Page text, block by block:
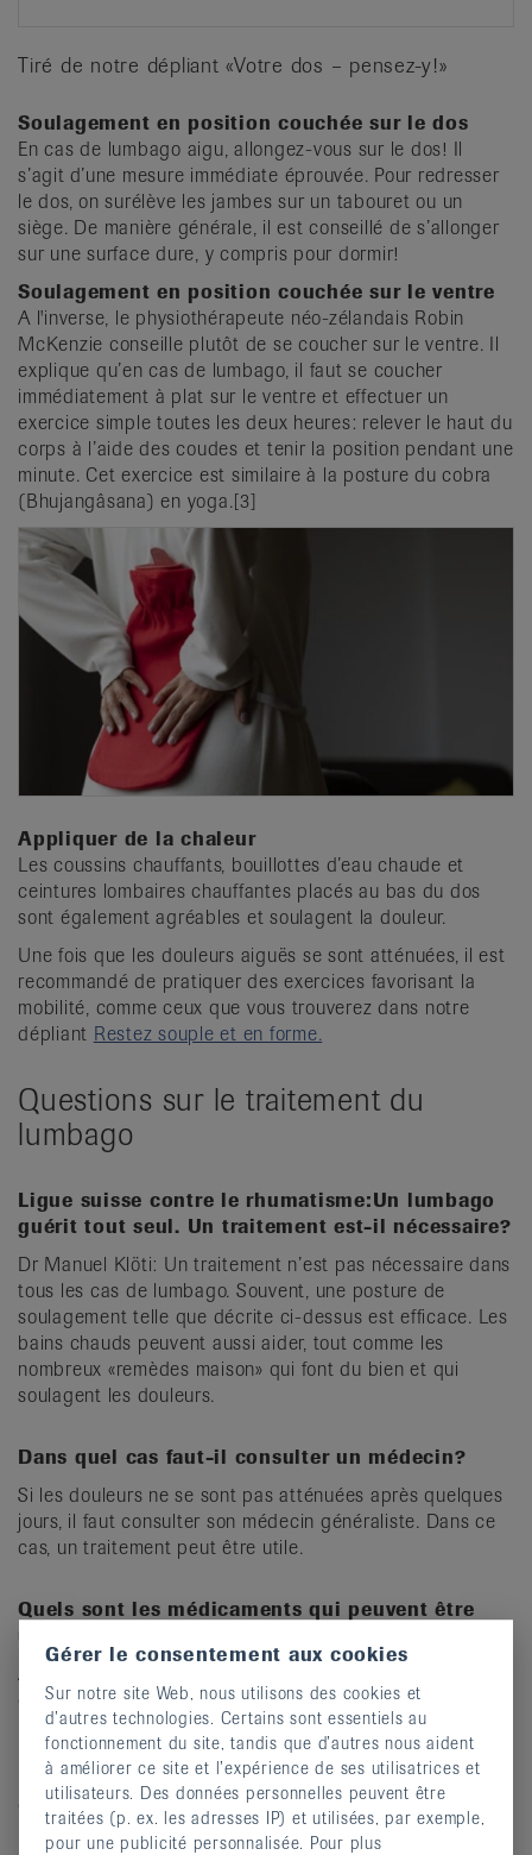
Tiré de notre dépliant «Votre dos – pensez-y!»
Soulagement en position couchée sur le dos
En cas de lumbago aigu, allongez-vous sur le dos! Il
s’agit d’une mesure immédiate éprouvée. Pour redresser
le dos, on surélève les jambes sur un tabouret ou un
siège. De manière générale, il est conseillé de s’allonger
sur une surface dure, y compris pour dormir!
Soulagement en position couchée sur le ventre
A l'inverse, le physiothérapeute néo-zélandais Robin
McKenzie conseille plutôt de se coucher sur le ventre. Il
explique qu’en cas de lumbago, il faut se coucher
immédiatement à plat sur le ventre et effectuer un
exercice simple toutes les deux heures: relever le haut du
corps à l’aide des coudes et tenir la position pendant une
minute. Cet exercice est similaire à la posture du cobra
(Bhujangâsana) en yoga.[3]
Appliquer de la chaleur
Les coussins chauffants, bouillottes d’eau chaude et
ceintures lombaires chauffantes placés au bas du dos
sont également agréables et soulagent la douleur.
Une fois que les douleurs aiguës se sont atténuées, il est
recommandé de pratiquer des exercices favorisant la
mobilité, comme ceux que vous trouverez dans notre
dépliant Restez souple et en forme.
Questions sur le traitement du
lumbago
Ligue suisse contre le rhumatisme:Un lumbago
guérit tout seul. Un traitement est-il nécessaire?
Dr Manuel Klöti: Un traitement n’est pas nécessaire dans
tous les cas de lumbago. Souvent, une posture de
soulagement telle que décrite ci-dessus est efficace. Les
bains chauds peuvent aussi aider, tout comme les
nombreux «remèdes maison» qui font du bien et qui
soulagent les douleurs.
Dans quel cas faut-il consulter un médecin?
Si les douleurs ne se sont pas atténuées après quelques
jours, il faut consulter son médecin généraliste. Dans ce
cas, un traitement peut être utile.
Quels sont les médicaments qui peuvent être
À court terme, on peut prendre des antalgiques ainsi que
des médicaments qui assouplissent les fibres
musculaires. Ils ne sont pas absolument nécessaires, mais
ils raccourcissent la durée des douleurs et aident la
personne concernée à reprendre rapidement un
quotidien normal. Je recommande de ne pas prendre de
médicaments sans en parler à un médecin généraliste.
Gérer le consentement aux cookies
Sur notre site Web, nous utilisons des cookies et
d’autres technologies. Certains sont essentiels au
fonctionnement du site, tandis que d’autres nous aident
à améliorer ce site et l’expérience de ses utilisatrices et
utilisateurs. Des données personnelles peuvent être
traitées (p. ex. les adresses IP) et utilisées, par exemple,
pour une publicité personnalisée. Pour plus